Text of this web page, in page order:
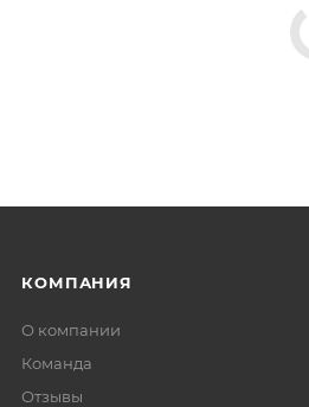
КОМПАНИЯ
О компании
Команда
Отзывы